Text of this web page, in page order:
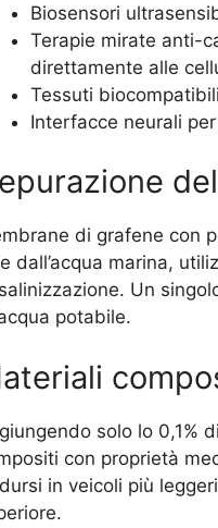
Biosensori
Terapie mirate anti-
direttamente alle
Tessuti
Interfacce neurali
di grafene con
dall’acqua marina,
Un
potabile.
solo lo 0,1%
con proprietà
in veicoli più